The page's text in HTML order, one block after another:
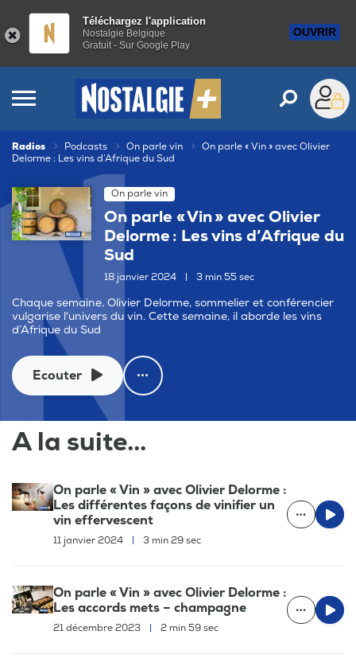
Téléchargez l'application
Nostalgie Belgique
Gratuit - Sur Google Play
OUVRIR
Radios Podcasts On parle vin
On parle « Vin » avec Olivier
Delorme : Les vins d’Afrique du Sud
On parle vin
On parle « Vin » avec Olivier
Delorme : Les vins d’Afrique du
Sud
18 janvier 2024 3 min 55 sec
Chaque semaine, Olivier Delorme, sommelier et conférencier
vulgarise l'univers du vin. Cette semaine, il aborde les vins
d’Afrique du Sud
Ecouter
A la suite...
On parle « Vin » avec Olivier Delorme :
Les différentes façons de vinifier un
vin effervescent
11 janvier 2024 | 3 min 29 sec
On parle « Vin » avec Olivier Delorme :
Les accords mets – champagne
21 décembre 2023 | 2 min 59 sec